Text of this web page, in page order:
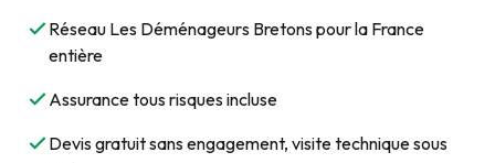
Réseau Les Déménageurs Bretons pour la France
entière
Assurance tous risques incluse
Devis gratuit sans engagement, visite technique sous